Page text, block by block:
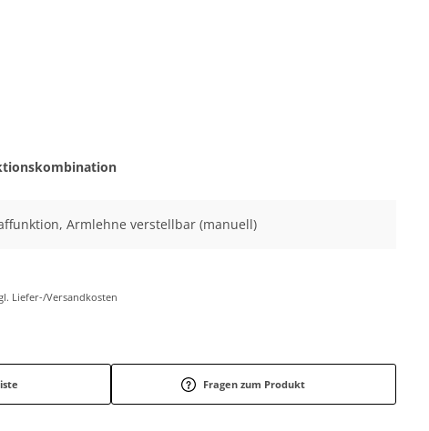
Armlehne verstellbar (manuell)
Liefer-/Versandkosten
Fragen zum Produkt